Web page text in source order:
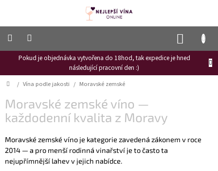
Pokud je objednávka vytvořena do 18hod, tak expedice je hned
následující pracovní den :)
Frizzante
Růžové
víno
Hroznový
mošt
vinaři
Vinné
novinky
Domů
/ Vína podle jakosti / Moravské zemské
Moravské zemské víno —
každodenní kvalita z Moravy
Moravské zemské víno je kategorie zavedená zákonem v roce
2014 — a pro menší rodinná vinařství je to často ta
nejupřímnější lahev v jejich nabídce.